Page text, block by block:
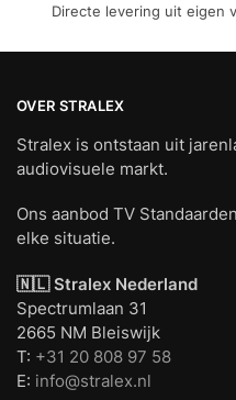
Directe levering uit eigen
OVER STRALEX
Stralex is ontstaan uit
audiovisuele markt.
Ons aanbod TV
elke situatie.
🇳🇱 Stralex Nederland
Spectrumlaan 31
2665 NM Bleiswijk
T: +31 20 808 97 58
E: info@stralex.nl